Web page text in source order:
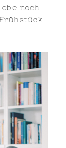
noch